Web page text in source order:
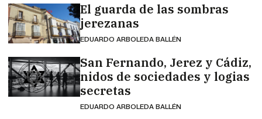
El guarda de las sombras
jerezanas
EDUARDO ARBOLEDA BALLÉN
San Fernando, Jerez y Cádiz,
nidos de sociedades y logias
secretas
EDUARDO ARBOLEDA BALLÉN